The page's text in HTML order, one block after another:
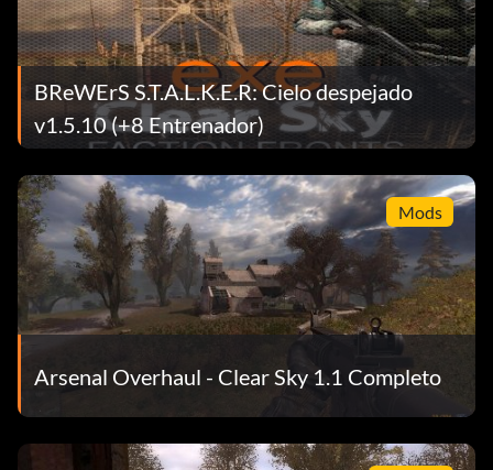
BReWErS S.T.A.L.K.E.R: Cielo despejado
v1.5.10 (+8 Entrenador)
Mods
Arsenal Overhaul - Clear Sky 1.1 Completo